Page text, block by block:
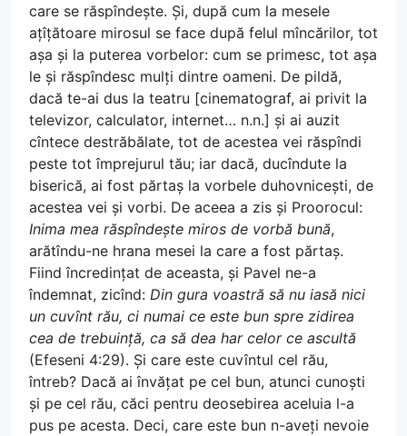
care se răspîndește. Și, după cum la mesele
ațîțătoare mirosul se face după felul mîncărilor, tot
așa și la puterea vorbelor: cum se primesc, tot așa
le și răspîndesc mulți dintre oameni. De pildă,
dacă te-ai dus la teatru [cinematograf, ai privit la
televizor, calculator, internet… n.n.] și ai auzit
cîntece destrăbălate, tot de acestea vei răspîndi
peste tot împrejurul tău; iar dacă, ducîndute la
biserică, ai fost părtaș la vorbele duhovnicești, de
acestea vei și vorbi. De aceea a zis și Proorocul:
Inima mea răspîndește miros de vorbă bună,
arătîndu-ne hrana mesei la care a fost părtaș.
Fiind încredințat de aceasta, și Pavel ne-a
îndemnat, zicînd: Din gura voastră să nu iasă nici
un cuvînt rău, ci numai ce este bun spre zidirea
cea de trebuință, ca să dea har celor ce ascultă
(Efeseni 4:29). Și care este cuvîntul cel rău,
întreb? Dacă ai învățat pe cel bun, atunci cunoști
și pe cel rău, căci pentru deosebirea aceluia l-a
pus pe acesta. Deci, care este bun n-aveți nevoie